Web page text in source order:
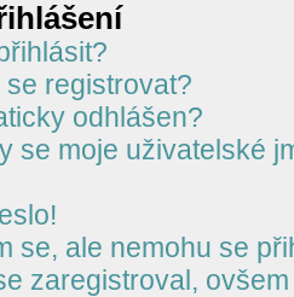
registrovat?
odhlášen?
se moje uživatelské
se, ale nemohu se
zaregistroval,